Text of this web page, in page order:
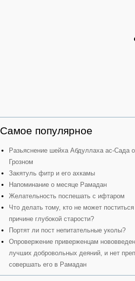
Самое популярное
Разьяснение шейха Абдуллаха ас-Сада
Грозном
Закятуль фитр и его ахкамы
Напоминание о месяце Рамадан
Желательность поспешать с ифтаром
Что делать тому, кто не может
причине глубокой старости?
Портят ли пост непитательные уколы?
Опровержение приверженцам
лучших добровольных деяний, и нет
совершать его в Рамадан